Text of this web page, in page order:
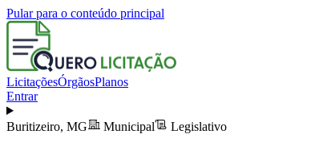
Pular para o conteúdo principal
LicitaçõesÓrgãosPlanos
Entrar
Buritizeiro, MG Municipal Legislativo